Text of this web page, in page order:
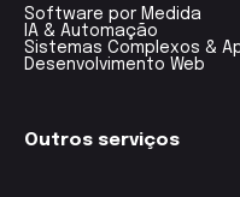
Software por Medida
IA & Automação
Sistemas Complexos &
Desenvolvimento Web
Outros serviços